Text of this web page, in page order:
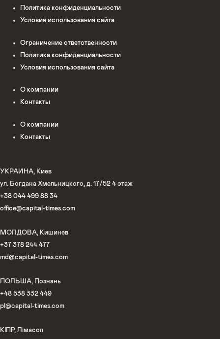
Политика конфиденциальности
Условия использования сайта
Ограничение ответственности
Политика конфиденциальности
Условия использования сайта
О компании
Контакты
О компании
Контакты
УКРАИНА, Киев
ул. Богдана Хмельницкого, д. 17/52 4 этаж
+38 044 499 88 34
office@capital-times.com
МОЛДОВА, Кишинев
+37 378 244 477
md@capital-times.com
ПОЛЬША, Познань
+48 538 332 449
pl@capital-times.com
КІПР, Лімасол